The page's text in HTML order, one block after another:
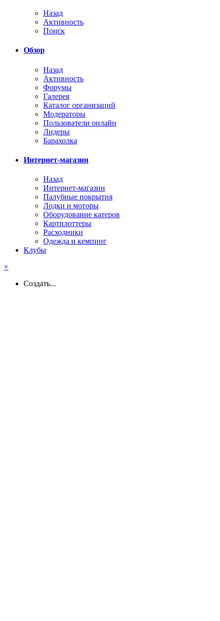
Назад
Активность
Поиск
Обзор
Назад
Активность
Форумы
Галерея
Каталог организаций
Модераторы
Пользователи онлайн
Лидеры
Барахолка
Интернет-магазин
Назад
Интернет-магазин
Палубные покрытия
Лодки и моторы
Оборудование катеров
Картплоттеры
Расходники
Одежда и кемпинг
Клубы
×
Создать...